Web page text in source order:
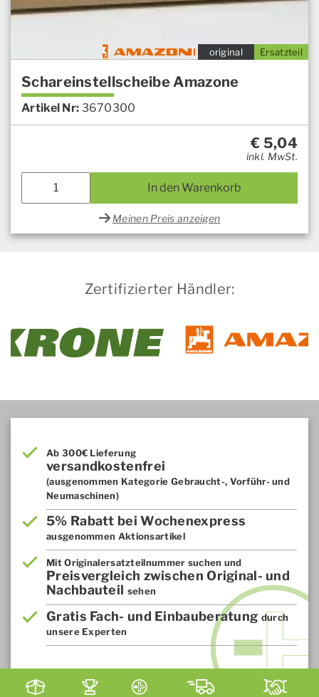
Ersatzteil
original
Schareinstellscheibe Amazone
Artikel Nr: 3670300
€ 5,04
inkl. MwSt.
In den Warenkorb
Meinen Preis anzeigen
Zertifizierter Händler:
Ab 300€ Lieferung
versandkostenfrei
(ausgenommen Kategorie Gebraucht-, Vorführ- und
Neumaschinen)
5% Rabatt bei Wochenexpress
ausgenommen Aktionsartikel
Mit Originalersatzteilnummer suchen und
Preisvergleich zwischen Original- und
Nachbauteil sehen
Gratis Fach- und Einbauberatung durch
unsere Experten